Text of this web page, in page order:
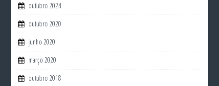
outubro 2024
outubro 2020
junho 2020
março 2020
outubro 2018